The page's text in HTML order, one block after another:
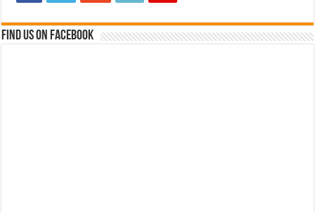
Find us on Facebook